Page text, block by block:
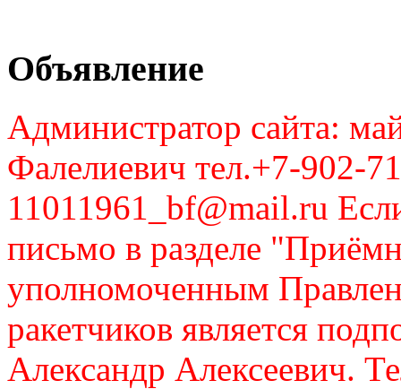
Объявление
Администратор сайта:
Фалелиевич тел.+7-902-
11011961_bf@mail.ru
письмо в разделе
уполномоченным
ракетчиков является
Александр Алексеевич.